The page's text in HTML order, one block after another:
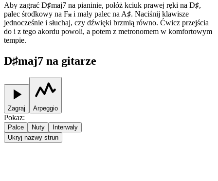
Aby zagrać D♯maj7 na pianinie, połóż kciuk prawej ręki na D♯,
palec środkowy na F𝄪 i mały palec na A♯. Naciśnij klawisze
jednocześnie i słuchaj, czy dźwięki brzmią równo. Ćwicz przejścia
do i z tego akordu powoli, a potem z metronomem w komfortowym
tempie.
D♯maj7 na gitarze
Zagraj Arpeggio
Pokaz:
Palce Nuty
Interwaly
Ukryj nazwy strun